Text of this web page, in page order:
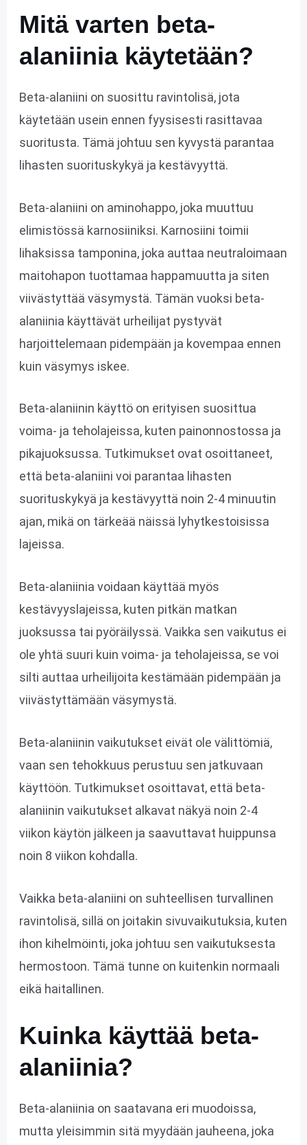
Mitä varten beta-
alaniinia käytetään?
Beta-alaniini on suosittu ravintolisä, jota
käytetään usein ennen fyysisesti rasittavaa
suoritusta. Tämä johtuu sen kyvystä parantaa
lihasten suorituskykyä ja kestävyyttä.
Beta-alaniini on aminohappo, joka muuttuu
elimistössä karnosiiniksi. Karnosiini toimii
lihaksissa tamponina, joka auttaa neutraloimaan
maitohapon tuottamaa happamuutta ja siten
viivästyttää väsymystä. Tämän vuoksi beta-
alaniinia käyttävät urheilijat pystyvät
harjoittelemaan pidempään ja kovempaa ennen
kuin väsymys iskee.
Beta-alaniinin käyttö on erityisen suosittua
voima- ja teholajeissa, kuten painonnostossa ja
pikajuoksussa. Tutkimukset ovat osoittaneet,
että beta-alaniini voi parantaa lihasten
suorituskykyä ja kestävyyttä noin 2-4 minuutin
ajan, mikä on tärkeää näissä lyhytkestoisissa
lajeissa.
Beta-alaniinia voidaan käyttää myös
kestävyyslajeissa, kuten pitkän matkan
juoksussa tai pyöräilyssä. Vaikka sen vaikutus ei
ole yhtä suuri kuin voima- ja teholajeissa, se voi
silti auttaa urheilijoita kestämään pidempään ja
viivästyttämään väsymystä.
Beta-alaniinin vaikutukset eivät ole välittömiä,
vaan sen tehokkuus perustuu sen jatkuvaan
käyttöön. Tutkimukset osoittavat, että beta-
alaniinin vaikutukset alkavat näkyä noin 2-4
viikon käytön jälkeen ja saavuttavat huippunsa
noin 8 viikon kohdalla.
Vaikka beta-alaniini on suhteellisen turvallinen
ravintolisä, sillä on joitakin sivuvaikutuksia, kuten
ihon kihelmöinti, joka johtuu sen vaikutuksesta
hermostoon. Tämä tunne on kuitenkin normaali
eikä haitallinen.
Kuinka käyttää beta-
alaniinia?
Beta-alaniinia on saatavana eri muodoissa,
mutta yleisimmin sitä myydään jauheena, joka